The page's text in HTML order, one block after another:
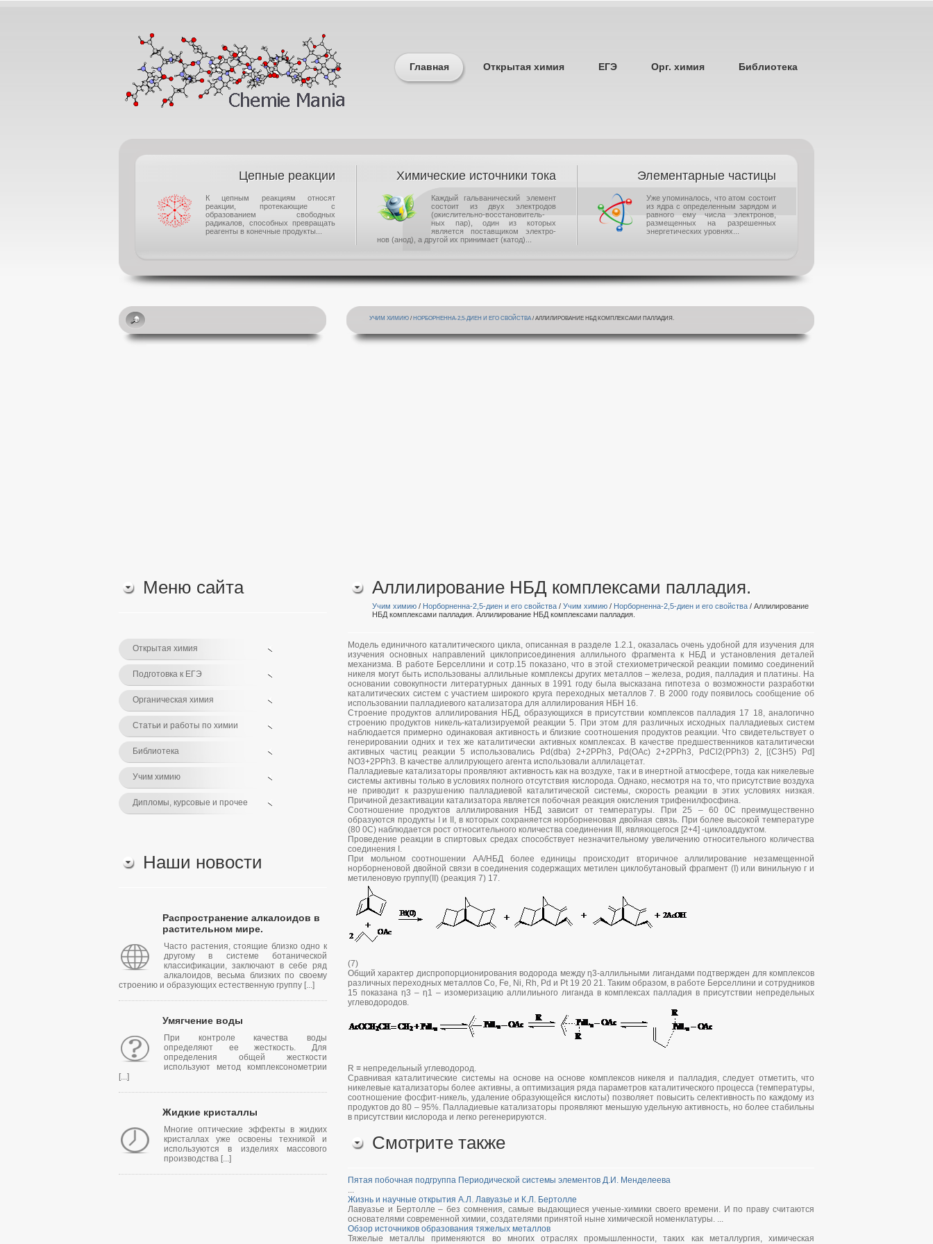
Главная Открытая химия ЕГЭ Орг. химия Библиотека
Цепные реакции
К цепным реакциям относят
реакции, протекающие с
образованием свободных
радикалов, способных превращать
реагенты в конечные продукты...
Химические источники тока
Каждый гальванический элемент
состоит из двух электродов
(окислительно-восстановитель-
ных пар), один из которых
является поставщиком электро-
нов (анод), а другой их принимает (катод)...
Элементарные частицы
Уже упоминалось, что атом состоит
из ядра с определенным зарядом и
равного ему числа электронов,
размещенных на разрешенных
энергетических уровнях...
УЧИМ ХИМИЮ / НОРБОРНЕННА-2,5-ДИЕН И ЕГО СВОЙСТВА/ АЛЛИЛИРОВАНИЕ НБД КОМПЛЕКСАМИ ПАЛЛАДИЯ.
Меню сайта
Открытая химия
Подготовка к ЕГЭ
Органическая химия
Статьи и работы по химии
Библиотека
Учим химию
Дипломы, курсовые и прочее
Наши новости
Распространение алкалоидов в
растительном мире.
Часто растения, стоящие близко одно к
другому в системе ботанической
классификации, заключают в себе ряд
алкалоидов, весьма близких по своему
строению и образующих естественную группу [...]
Умягчение воды
При контроле качества воды
определяют ее жесткость. Для
определения общей жесткости
используют метод комплексонометрии
[...]
Жидкие кристаллы
Многие оптические эффекты в жидких
кристаллах уже освоены техникой и
используются в изделиях массового
производства [...]
Аллилирование НБД комплексами палладия.
Учим химию / Норборненна-2,5-диен и его свойства / Учим химию / Норборненна-2,5-диен и его свойства / Аллилирование
НБД комплексами палладия. Аллилирование НБД комплексами палладия.
Модель единичного каталитического цикла, описанная в разделе 1.2.1, оказалась очень удобной для изучения для
изучения основных направлений циклоприсоединения аллильного фрагмента к НБД и установления деталей
механизма. В работе Берселлини и сотр.15 показано, что в этой стехиометрической реакции помимо соединений
никеля могут быть использованы аллильные комплексы других металлов – железа, родия, палладия и платины. На
основании совокупности литературных данных в 1991 году была высказана гипотеза о возможности разработки
каталитических систем с участием широкого круга переходных металлов 7. В 2000 году появилось сообщение об
использовании палладиевого катализатора для аллилирования НБН 16.
Строение продуктов аллилирования НБД, образующихся в присутствии комплексов палладия 17 18, аналогично
строению продуктов никель-катализируемой реакции 5. При этом для различных исходных палладиевых систем
наблюдается примерно одинаковая активность и близкие соотношения продуктов реакции. Что свидетельствует о
генерировании одних и тех же каталитически активных комплексах. В качестве предшественников каталитически
активных частиц реакции 5 использовались Pd(dba) 2+2PPh3, Pd(OAc) 2+2PPh3, PdCl2(PPh3) 2, [(C3H5) Pd]
NO3+2PPh3. В качестве аллилрующего агента использовали аллилацетат.
Палладиевые катализаторы проявляют активность как на воздухе, так и в инертной атмосфере, тогда как никелевые
системы активны только в условиях полного отсутствия кислорода. Однако, несмотря на то, что присутствие воздуха
не приводит к разрушению палладиевой каталитической системы, скорость реакции в этих условиях низкая.
Причиной дезактивации катализатора является побочная реакция окисления трифенилфосфина.
Соотношение продуктов аллилирования НБД зависит от температуры. При 25 – 60 0С преимущественно
образуются продукты I и II, в которых сохраняется норборненовая двойная связь. При более высокой температуре
(80 0С) наблюдается рост относительного количества соединения III, являющегося [2+4] -циклоаддуктом.
Проведение реакции в спиртовых средах способствует незначительному увеличению относительного количества
соединения I.
При мольном соотношении АА/НБД более единицы происходит вторичное аллилирование незамещенной
норборненовой двойной связи в соединения содержащих метилен циклобутановый фрагмент (I) или винильную г и
метиленовую группу(II) (реакция 7) 17.
(7)
Общий характер диспропорционирования водорода между η3-аллильными лигандами подтвержден для комплексов
различных переходных металлов Со, Fe, Ni, Rh, Pd и Pt 19 20 21. Таким образом, в работе Берселлини и сотрудников
15 показана η3 – η1 – изомеризацию аллилиьного лиганда в комплексах палладия в присутствии непредельных
углеводородов.
R ≡ непредельный углеводород.
Сравнивая каталитические системы на основе на основе комплексов никеля и палладия, следует отметить, что
никелевые катализаторы более активны, а оптимизация ряда параметров каталитического процесса (температуры,
соотношение фосфит-никель, удаление образующейся кислоты) позволяет повысить селективность по каждому из
продуктов до 80 – 95%. Палладиевые катализаторы проявляют меньшую удельную активность, но более стабильны
в присутствии кислорода и легко регенерируются.
Смотрите также
Пятая побочная подгруппа Периодической системы элементов Д.И. Менделеева
...
Жизнь и научные открытия А.Л. Лавуазье и К.Л. Бертолле
Лавуазье и Бертолле – без сомнения, самые выдающиеся ученые-химики своего времени. И по праву считаются
основателями современной химии, создателями принятой ныне химической номенклатуры. ...
Обзор источников образования тяжелых металлов
Тяжелые металлы применяются во многих отраслях промышленности, таких как металлургия, химическая